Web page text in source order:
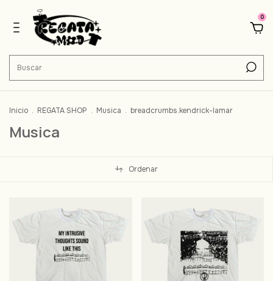
0
Inicio . REGATA SHOP . Musica . breadcrumbs.kendrick-lamar
Musica
Ordenar